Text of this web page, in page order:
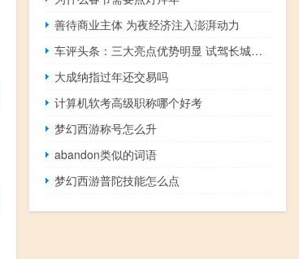
善待商业主体 为夜经济注入澎湃动力
车评头条：三大亮点优势明显 试驾长城炮越野皮卡
大成纳指过年还交易吗
计算机软考高级职称哪个好考
梦幻西游称号怎么升
abandon类似的词语
梦幻西游普陀技能怎么点